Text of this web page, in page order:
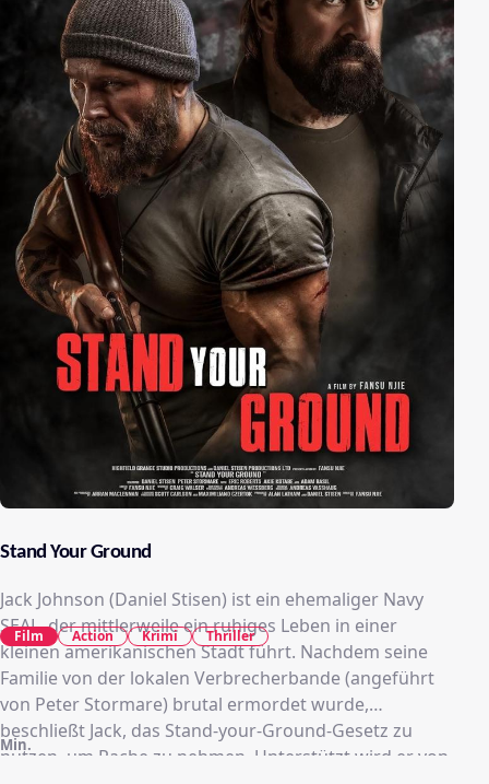
Stand Your Ground
Jack Johnson (Daniel Stisen) ist ein ehemaliger Navy
SEAL, der mittlerweile ein ruhiges Leben in einer
kleinen amerikanischen Stadt führt. Nachdem seine
Familie von der lokalen Verbrecherbande (angeführt
von Peter Stormare) brutal ermordet wurde,
beschließt Jack, das Stand-your-Ground-Gesetz zu
nutzen, um Rache zu nehmen. Unterstützt wird er von
Min.
Film Action Krimi Thriller